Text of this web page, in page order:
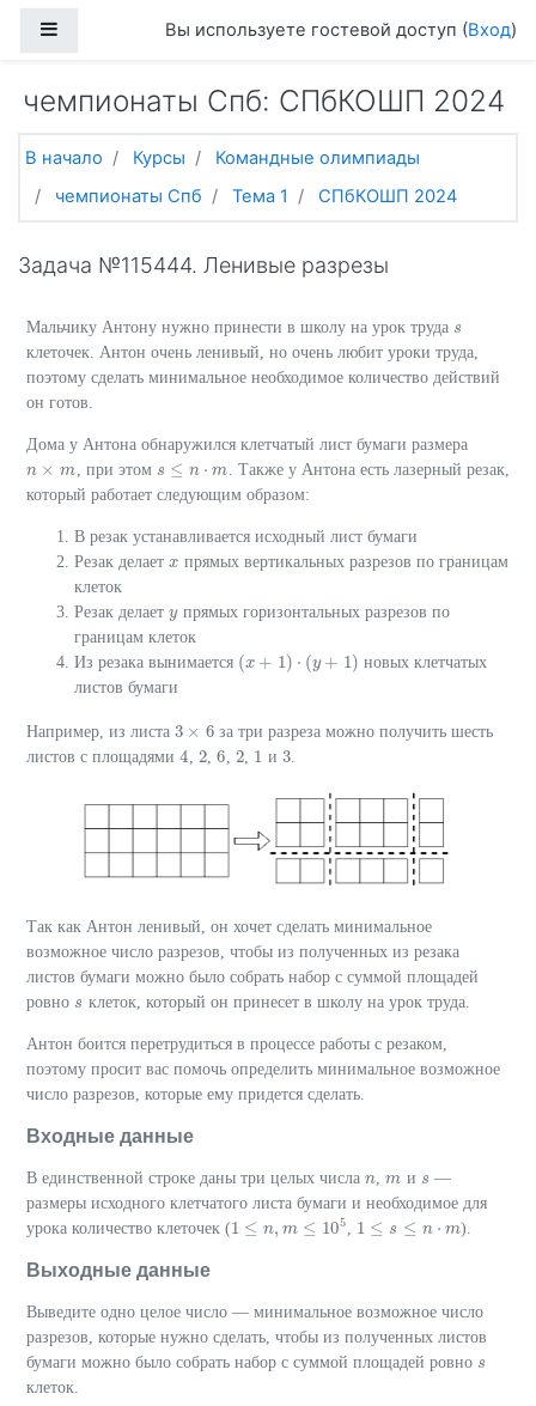
Боковая панельВы используете гостевой доступ (Вход)
чемпионаты Спб: СПбКОШП 2024
В начало Курсы
Командные олимпиады
чемпионаты Спб
Тема 1 СПбКОШП 2024
Задача №115444. Ленивые разрезы
Мальчику Антону нужно принести в школу на урок труда s
s
клеточек. Антон очень ленивый, но очень любит уроки труда,
поэтому сделать минимальное необходимое количество действий
он готов.
Дома у Антона обнаружился клетчатый лист бумаги размера
n × m
n×m , при этом s ≤ n ⋅ m
s≤n⋅ m
. Также у Антона есть лазерный резак,
который работает следующим образом:
В резак устанавливается исходный лист бумаги
Резак делает x
x прямых вертикальных разрезов по границам
клеток
Резак делает y
yпрямых горизонтальных разрезов по
границам клеток
Из резака вынимается (x + 1) ⋅ (y + 1)
(x+1) ⋅(y + 1)
новых клетчатых
листов бумаги
Например, из листа 3 × 6
3 ×6
за три разреза можно получить шесть
листов с площадями 4
4, 2
2,6
6, 2
2, 1
1 и 3
3.
Так как Антон ленивый, он хочет сделать минимальное
возможное число разрезов, чтобы из полученных из резака
листов бумаги можно было собрать набор с суммой площадей
ровно s
s клеток, который он принесет в школу на урок труда.
Антон боится перетрудиться в процессе работы с резаком,
поэтому просит вас помочь определить минимальное возможное
число разрезов, которые ему придется сделать.
Входные данные
В единственной строке даны три целых числа n
n ,m
m и s
s —
размеры исходного клетчатого листа бумаги и необходимое для
урока количество клеточек (1 ≤ n, m ≤ 105
1 ≤n m≤10 5 1 ≤ s ≤ n ⋅ m
1 ≤s≤n m ).
Выходные данные
Выведите одно целое число — минимальное возможное число
разрезов, которые нужно сделать, чтобы из полученных листов
бумаги можно было собрать набор с суммой площадей ровно s
s
клеток.